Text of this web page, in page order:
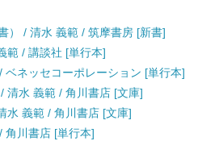
） / 清水 義範 / 筑摩書房 [新書]
範 / 講談社 [単行本]
ネッセコーポレーション [単行本]
清水 義範 / 角川書店 [文庫]
水 義範 / 角川書店 [文庫]
角川書店 [単行本]